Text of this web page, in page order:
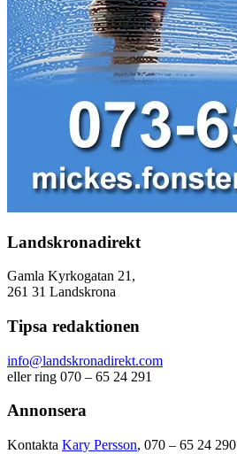
Landskronadirekt
Gamla Kyrkogatan 21,
261 31 Landskrona
Tipsa redaktionen
info@landskronadirekt.com
eller ring 070 – 65 24 291
Annonsera
Kontakta Kary Persson, 070 – 65 24 290